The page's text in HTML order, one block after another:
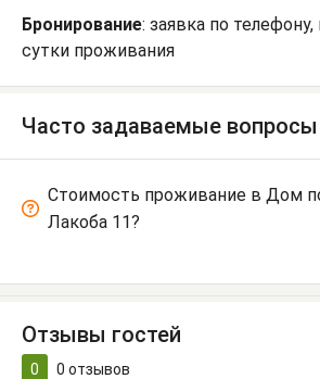
Бронирование: заявка по телефону,
сутки проживания
Часто задаваемые вопросы
Стоимость проживание в Дом
Лакоба 11?
Отзывы гостей
0 0 отзывов